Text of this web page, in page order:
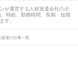
が運営する人材派遣会社のポ
時給、勤務時間、長期・短期
す。
派遣の仕事一覧